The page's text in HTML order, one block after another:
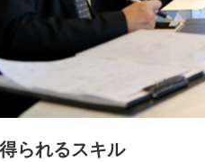
得られるスキル